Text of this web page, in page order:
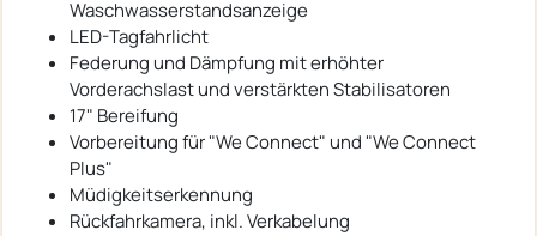
Waschwasserstandsanzeige
LED-Tagfahrlicht
Federung und Dämpfung mit erhöhter
Vorderachslast und verstärkten Stabilisatoren
17" Bereifung
Vorbereitung für "We Connect" und "We Connect
Plus"
Müdigkeitserkennung
Rückfahrkamera, inkl. Verkabelung